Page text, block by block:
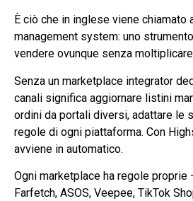
È ciò che in inglese viene chiamato
management system: uno
vendere ovunque senza
Senza un marketplace integrator
canali significa aggiornare listini
ordini da portali diversi, adattare le
regole di ogni piattaforma. Con
avviene in automatico.
Ogni marketplace ha regole proprie
Farfetch, ASOS, Veepee, TikTok